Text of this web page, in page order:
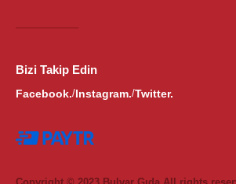
Bizi Takip Edin
Facebook./Instagram./Twitter.